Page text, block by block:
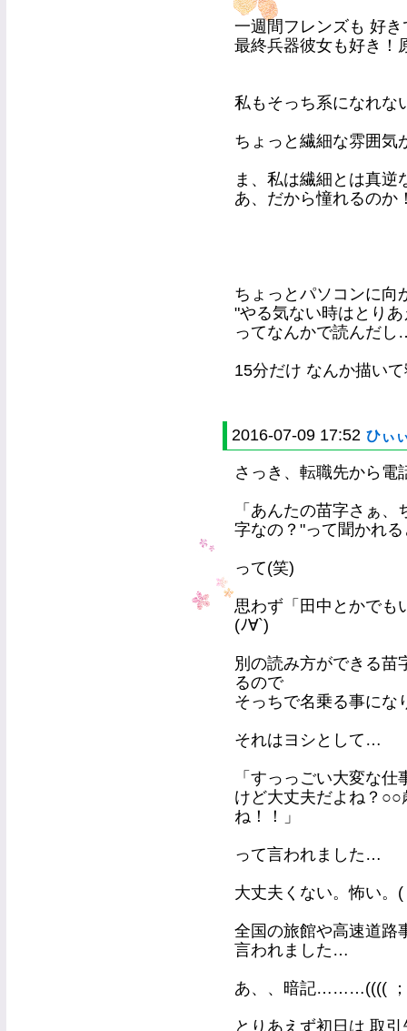
一週間フレンズも 好
最終兵器彼女も好き！
私もそっち系になれ
ちょっと繊細な雰囲
ま、私は繊細とは真逆
あ、だから憧れるのか
ちょっとパソコンに
"やる気ない時はとり
ってなんかで読んだ
15分だけ なんか描い
2016-07-09 17:52 ひぃ
さっき、転職先から電
「あんたの苗字さぁ
字なの？"って聞かれ
って(笑)
思わず「田中とかでも
(ﾉ∀`)
別の読み方ができる苗
るので
そっちで名乗る事にな
それはヨシとして…
「すっっごい大変な
けど大丈夫だよね？
ね！！」
って言われました…
大丈夫くない。怖い。
全国の旅館や高速道路
言われました…
あ、、暗記………((((
とりあえず初日は 取